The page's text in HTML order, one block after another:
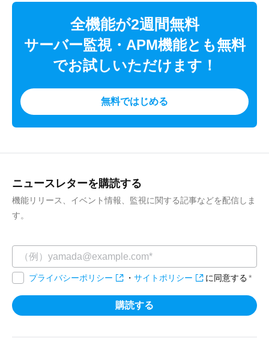
全機能が2週間無料
サーバー監視・APM機能とも無料
でお試しいただけます！
無料ではじめる
ニュースレターを購読する
機能リリース、イベント情報、監視に関する記事などを配信しま
す。
プライバシーポリシー ・ サイトポリシー に同意する*